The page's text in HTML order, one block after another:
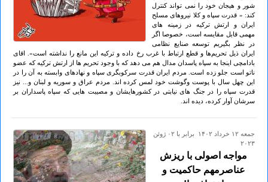
شور و هیجان خود را نمی تواند کنترل
کند: « قدرت سپاه و کلا نیروهای مسلح
ایران و ارتش ترکیه در زمینه های
مهمی قابل مقایسه است، خصوصا اگر
در نظر بگیریم توسعه صنایع نظامی
ایران ذیل تحریم‌ها و قطع ارتباط با غرب رخ داده و ترکیه این مانع را نداشته است». اقای
بادامچی اینجا به سپاه پاسدان مدال هم می دهد که با وجود تحریم ها از ارتش ترکیه که عضو
ناتو است جلو زده است. مردم ایران قدرت سرکوبگری سپاه و نهادهای وابسته به آن را در
این چهل سال با پوست وگوشت خود لمس کرده اند. مردم عراق و سوریه و لبنان و... نیز
قدرت سپاه را در جنگ های نیابتی در کشورهایشان و مصیبت هایی که سپاه پاسداران بر
سرشان آوار کرده، دیده اند.
جمعه ۱۲ خرداد ۱۴۰۲ برابر با ۰۲ ژوئن
۲۰۲۳
مواجه اصولی با ریزش‌
عناصرمهم حاکمیت و